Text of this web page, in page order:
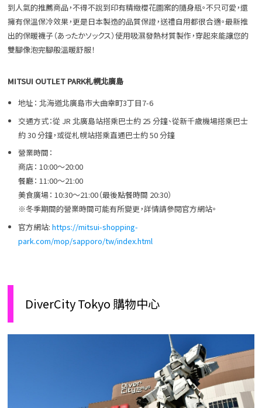
到人氣的推薦商品，不得不說到印有精緻櫻花圖案的隨身瓶。不只可愛，還
擁有保溫保冷效果，更是日本製造的品質保證，送禮自用都很合適。最新推
出的保暖襪子（あったかソックス）使用吸濕發熱材質製作，穿起來能讓您的
雙腳像泡完腳般溫暖舒服！
MITSUI OUTLET PARK札幌北廣島
地址： 北海道北廣島市大曲幸町3丁目7-6
交通方式：從 JR 北廣島站搭乘巴士約 25 分鐘、從新千歲機場搭乘巴士
約 30 分鐘，或從札幌站搭乘直通巴士約 50 分鐘
營業時間：
商店： 10:00～20:00
餐廳： 11:00～21:00
美食廣場： 10:30～21:00（最後點餐時間 20:30）
※冬季期間的營業時間可能有所變更，詳情請參閱官方網站。
官方網站:https://mitsui-shopping-
park.com/mop/sapporo/tw/index.html
DiverCity Tokyo 購物中心